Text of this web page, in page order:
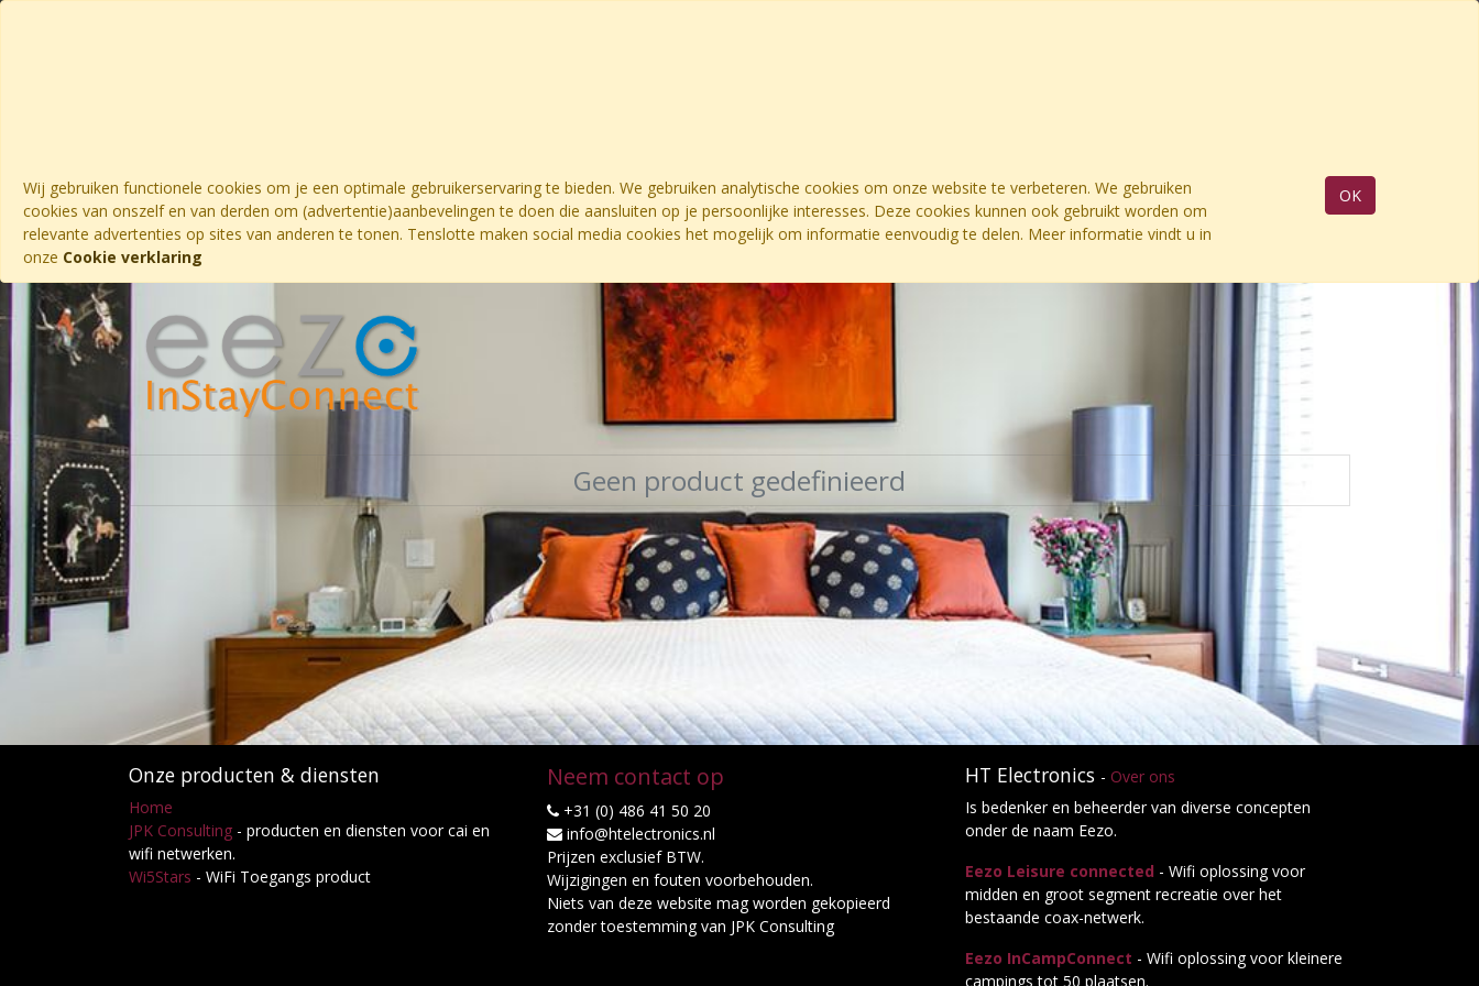
Wij gebruiken functionele cookies om je een optimale gebruikerservaring te bieden. We gebruiken analytische cookies om onze website te verbeteren. We gebruiken
cookies van onszelf en van derden om (advertentie)aanbevelingen te doen die aansluiten op je persoonlijke interesses. Deze cookies kunnen ook gebruikt worden om
relevante advertenties op sites van anderen te tonen. Tenslotte maken social media cookies het mogelijk om informatie eenvoudig te delen. Meer informatie vindt u in
onze Cookie verklaring
OK
Geen product gedefinieerd
Onze producten & diensten
Home
JPK Consulting - producten en diensten voor cai en
wifi netwerken.
Wi5Stars - WiFi Toegangs product
Neem contact op
+31 (0) 486 41 50 20
info@htelectronics.nl
Prijzen exclusief BTW.
Wijzigingen en fouten voorbehouden.
Niets van deze website mag worden gekopieerd
zonder toestemming van JPK Consulting
HT Electronics - Over ons
Is bedenker en beheerder van diverse concepten
onder de naam Eezo.
Eezo Leisure connected - Wifi oplossing voor
midden en groot segment recreatie over het
bestaande coax-netwerk.
Eezo InCampConnect - Wifi oplossing voor kleinere
campings tot 50 plaatsen.